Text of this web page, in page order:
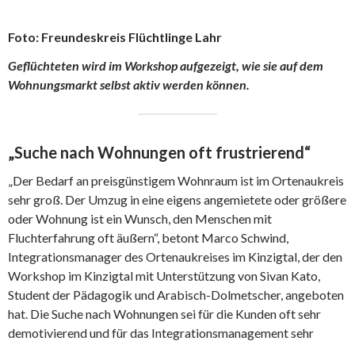
Foto: Freundeskreis Flüchtlinge Lahr
Geflüchteten wird im Workshop aufgezeigt, wie sie auf dem
Wohnungsmarkt selbst aktiv werden können.
„Suche nach Wohnungen oft frustrierend“
„Der Bedarf an preisgünstigem Wohnraum ist im Ortenaukreis
sehr groß. Der Umzug in eine eigens angemietete oder größere
oder Wohnung ist ein Wunsch, den Menschen mit
Fluchterfahrung oft äußern“, betont Marco Schwind,
Integrationsmanager des Ortenaukreises im Kinzigtal, der den
Workshop im Kinzigtal mit Unterstützung von Sivan Kato,
Student der Pädagogik und Arabisch-Dolmetscher, angeboten
hat. Die Suche nach Wohnungen sei für die Kunden oft sehr
demotivierend und für das Integrationsmanagement sehr